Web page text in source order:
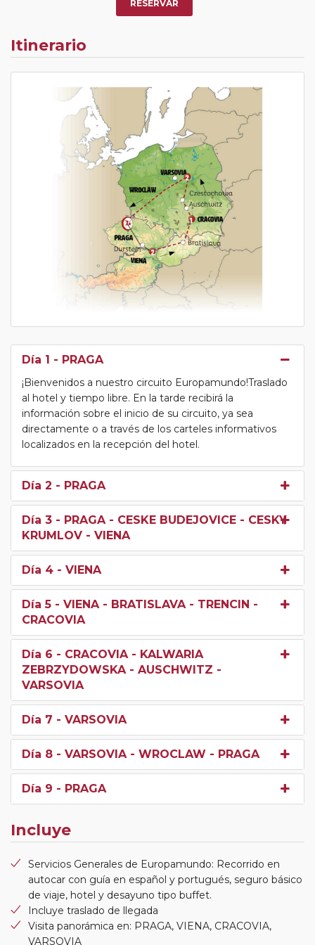
RESERVAR
Itinerario
Día 1 - PRAGA
¡Bienvenidos a nuestro circuito Europamundo!Traslado
al hotel y tiempo libre. En la tarde recibirá la
información sobre el inicio de su circuito, ya sea
directamente o a través de los carteles informativos
localizados en la recepción del hotel.
Día 2 - PRAGA
Día 3 - PRAGA - CESKE BUDEJOVICE - CESKY
KRUMLOV - VIENA
Día 4 - VIENA
Día 5 - VIENA - BRATISLAVA - TRENCIN -
CRACOVIA
Día 6 - CRACOVIA - KALWARIA
ZEBRZYDOWSKA - AUSCHWITZ -
VARSOVIA
Día 7 - VARSOVIA
Día 8 - VARSOVIA - WROCLAW - PRAGA
Día 9 - PRAGA
Incluye
Servicios Generales de Europamundo: Recorrido en
autocar con guía en español y portugués, seguro básico
de viaje, hotel y desayuno tipo buffet.
Incluye traslado de llegada
Visita panorámica en: PRAGA, VIENA, CRACOVIA,
VARSOVIA